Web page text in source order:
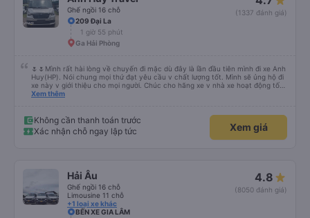
Ghế ngồi 16 chỗ
(1337 đánh giá)
209 Đại La
1 giờ 55 phút
Ga Hải Phòng
🌷🌷Mình rất hài lòng về chuyến đi mặc dù đây là lần đầu tiên mình đi xe Anh
Huy(HP). Nói chung mọi thứ đạt yêu cầu v chất lượng tốt. Mình sẽ ủng hộ đi
xe này v giới thiệu cho mọi người. Chúc cho hãng xe v nhà xe hoạt động tốt
và phát triển hơn nữa. Mọi người ủng hộ đi nhiều cho hãng xe Anh Huy và
Xem thêm
Không cần thanh toán trước
Xác nhận chỗ ngay lập tức
Xem giá
Hải Âu
Ghế ngồi 16 chỗ
Limousine 11 chỗ
+1 loại xe khác
4.8
(8050 đánh giá)
BẾN XE GIA LÂM